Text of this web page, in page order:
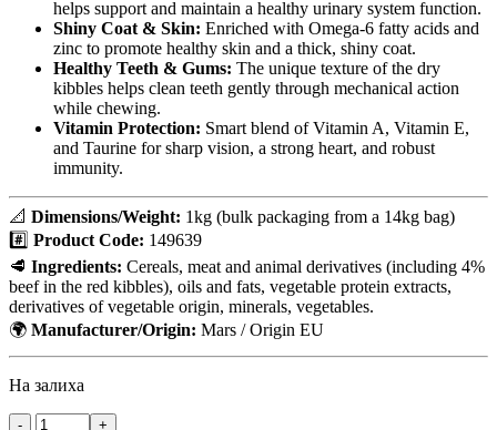
helps support and maintain a healthy urinary system function.
Shiny Coat & Skin: Enriched with Omega-6 fatty acids and
zinc to promote healthy skin and a thick, shiny coat.
Healthy Teeth & Gums: The unique texture of the dry
kibbles helps clean teeth gently through mechanical action
while chewing.
Vitamin Protection: Smart blend of Vitamin A, Vitamin E,
and Taurine for sharp vision, a strong heart, and robust
immunity.
📐 Dimensions/Weight: 1kg (bulk packaging from a 14kg bag)
#️⃣ Product Code: 149639
🥩 Ingredients: Cereals, meat and animal derivatives (including 4%
beef in the red kibbles), oils and fats, vegetable protein extracts,
derivatives of vegetable origin, minerals, vegetables.
🌍 Manufacturer/Origin: Mars / Origin EU
На залиха